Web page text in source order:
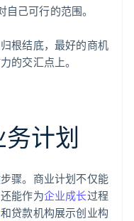
己可行的范围。
根结底，最好的商机
的交汇点上。
计划
骤。商业计划不仅能
能作为企业成长过程
和贷款机构展示创业构